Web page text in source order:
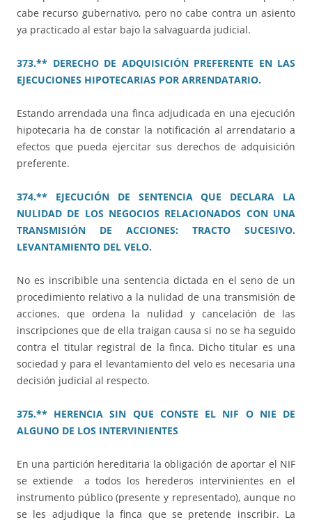
cabe recurso gubernativo, pero no cabe contra un asiento
ya practicado al estar bajo la salvaguarda judicial.
373.** DERECHO DE ADQUISICIÓN PREFERENTE EN LAS
EJECUCIONES HIPOTECARIAS POR ARRENDATARIO.
Estando arrendada una finca adjudicada en una ejecución
hipotecaria ha de constar la notificación al arrendatario a
efectos que pueda ejercitar sus derechos de adquisición
preferente.
374.** EJECUCIÓN DE SENTENCIA QUE DECLARA LA
NULIDAD DE LOS NEGOCIOS RELACIONADOS CON UNA
TRANSMISIÓN DE ACCIONES: TRACTO SUCESIVO.
LEVANTAMIENTO DEL VELO.
No es inscribible una sentencia dictada en el seno de un
procedimiento relativo a la nulidad de una transmisión de
acciones, que ordena la nulidad y cancelación de las
inscripciones que de ella traigan causa si no se ha seguido
contra el titular registral de la finca. Dicho titular es una
sociedad y para el levantamiento del velo es necesaria una
decisión judicial al respecto.
375.** HERENCIA SIN QUE CONSTE EL NIF O NIE DE
ALGUNO DE LOS INTERVINIENTES
En una partición hereditaria la obligación de aportar el NIF
se extiende a todos los herederos intervinientes en el
instrumento público (presente y representado), aunque no
se les adjudique la finca que se pretende inscribir. La